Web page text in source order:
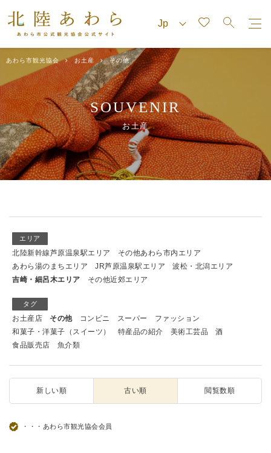
あわら市観光協会 お土産 その他
SOUVENIR
お土産
エリア
北陸新幹線芦原温泉駅エリア
その他あわら市内エリア
あわら湯のまちエリア
JR芦原温泉駅エリア
波松・北潟エリア
吉崎・細呂木エリア
その他近郊エリア
タグ
お土産店 その他 コンビニ スーパー
ファッション
和菓子・洋菓子（スイーツ）
特産品の紹介 美術工芸品
酒
食品販売店
魚介類
新しい順 古い順 閲覧数順
・・・あわら市観光協会会員